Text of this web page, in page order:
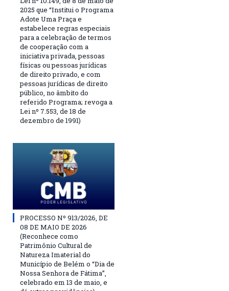
2025 que “Institui o Programa
Adote Uma Praça e
estabelece regras especiais
para a celebração de termos
de cooperação com a
iniciativa privada, pessoas
físicas ou pessoas jurídicas
de direito privado, e com
pessoas jurídicas de direito
público, no âmbito do
referido Programa; revoga a
Lei nº 7.553, de 18 de
dezembro de 1991)
PROCESSO Nº 913/2026, DE
08 DE MAIO DE 2026
(Reconhece como
Patrimônio Cultural de
Natureza Imaterial do
Município de Belém o “Dia de
Nossa Senhora de Fátima”,
celebrado em 13 de maio, e